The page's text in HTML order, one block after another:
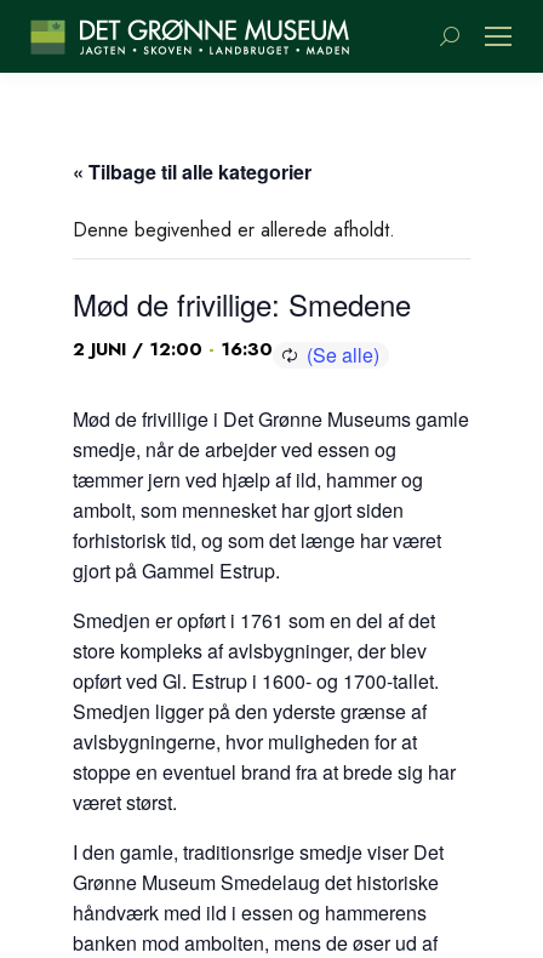
Søge:
« Tilbage til alle kategorier
Denne begivenhed er allerede afholdt.
Mød de frivillige: Smedene
2 JUNI / 12:00 - 16:30
Mød de frivillige i Det Grønne Museums gamle
smedje, når de arbejder ved essen og
tæmmer jern ved hjælp af ild, hammer og
ambolt, som mennesket har gjort siden
forhistorisk tid, og som det længe har været
gjort på Gammel Estrup.
Smedjen er opført i 1761 som en del af det
store kompleks af avlsbygninger, der blev
opført ved Gl. Estrup i 1600- og 1700-tallet.
Smedjen ligger på den yderste grænse af
avlsbygningerne, hvor muligheden for at
stoppe en eventuel brand fra at brede sig har
været størst.
I den gamle, traditionsrige smedje viser Det
Grønne Museum Smedelaug det historiske
håndværk med ild i essen og hammerens
banken mod ambolten, mens de øser ud af